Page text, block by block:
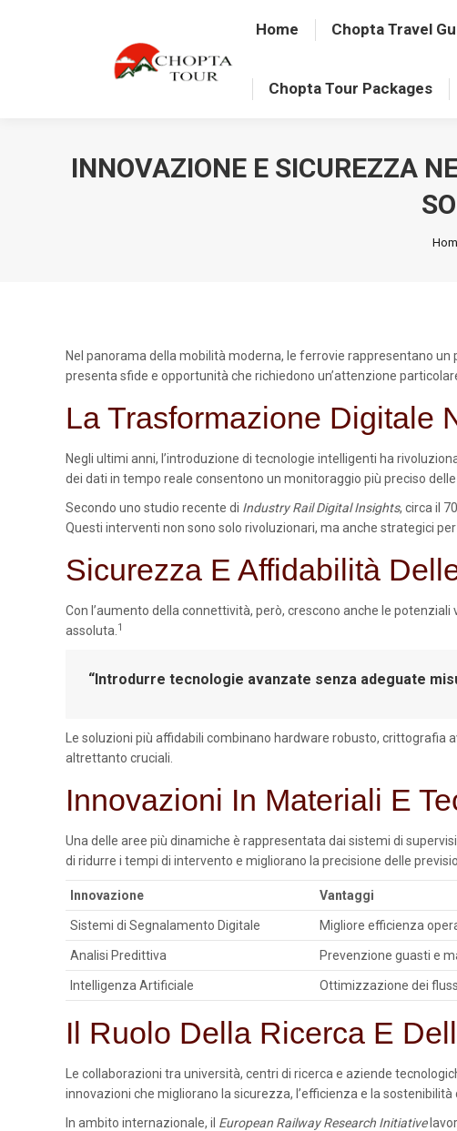
Home Chopta Travel
Chopta Tour Packages
INNOVAZIONE E SICUREZZA
Nel panorama della mobilità moderna, le ferrovie rappresentano
presenta sfide e opportunità che richiedono un’attenzione
La Trasformazione Digitale
Negli ultimi anni, l’introduzione di tecnologie intelligenti ha
dei dati in tempo reale consentono un monitoraggio più preciso
Secondo uno studio recente di Industry Rail Digital Insights, circa il
Questi interventi non sono solo rivoluzionari, ma anche strategici
Sicurezza E Affidabilità
Con l’aumento della connettività, però, crescono anche le
assoluta. 1
“Introdurre tecnologie avanzate senza adeguate
Le soluzioni più affidabili combinano hardware robusto,
altrettanto cruciali.
Innovazioni In Materiali E
Una delle aree più dinamiche è rappresentata dai sistemi di
di ridurre i tempi di intervento e migliorano la precisione delle
Innovazione Vantaggi
Sistemi di Segnalamento Digitale Migliore efficienza
Analisi Predittiva Prevenzione guasti e
Intelligenza Artificiale Ottimizzazione dei
Il Ruolo Della Ricerca E
Le collaborazioni tra università, centri di ricerca e aziende
innovazioni che migliorano la sicurezza, l’efficienza e la sostenibilità
In ambito internazionale, il European Railway Research Initiative